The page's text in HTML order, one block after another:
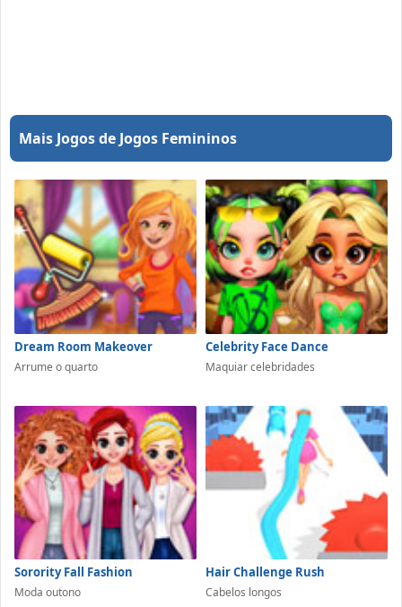
Mais Jogos de Jogos Femininos
Dream Room Makeover
Arrume o quarto
Celebrity Face Dance
Maquiar celebridades
Sorority Fall Fashion
Moda outono
Hair Challenge Rush
Cabelos longos